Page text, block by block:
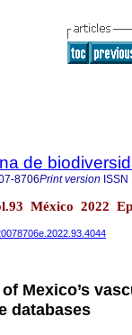
de
8706Print version ISSN
México 2022
Mexico’s
databases